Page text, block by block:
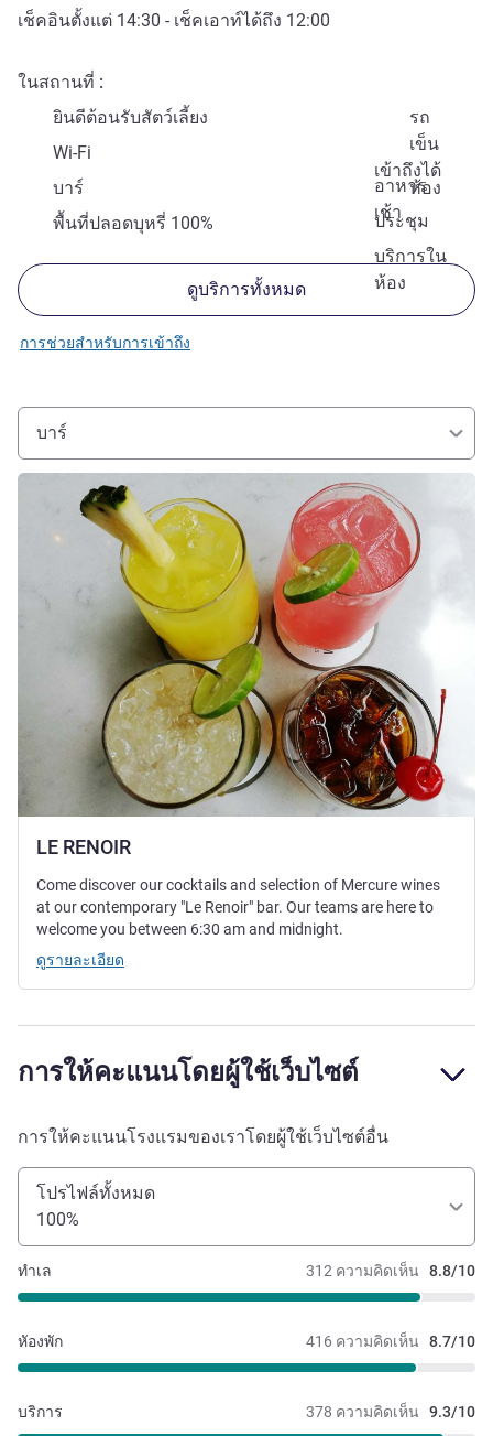
เช็คอินตั้งแต่ 14:30 - เช็คเอาท์ได้ถึง 12:00
ในสถานที่
ยินดีต้อนรับสัตว์เลี้ยง
รถ
เข็น
เข้าถึงได้
Wi-Fi
อาหาร
เช้า
บาร์
ห้อง
ประชุม
พื้นที่ปลอดบุหรี่ 100%
บริการใน
ห้อง
ดูบริการทั้งหมด
การช่วยสำหรับการเข้าถึง
บาร์
LE RENOIR
ดูรายละเอียด
Come discover our cocktails and selection of Mercure wines
at our contemporary "Le Renoir" bar. Our teams are here to
welcome you between 6:30 am and midnight.
ดูรายละเอียด
การให้คะแนนโดยผู้ใช้เว็บไซต์
การให้คะแนนโรงแรมของเราโดยผู้ใช้เว็บไซต์อื่น
โปรไฟล์ทั้งหมด
100%
312 ความคิดเห็น 8.8/10
ทำเล
416 ความคิดเห็น 8.7/10
หัองพัก
378 ความคิดเห็น 9.3/10
บริการ